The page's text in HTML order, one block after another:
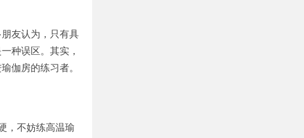
友认为，只有具
种误区。其实，
伽房的练习者。
，不妨练高温瑜